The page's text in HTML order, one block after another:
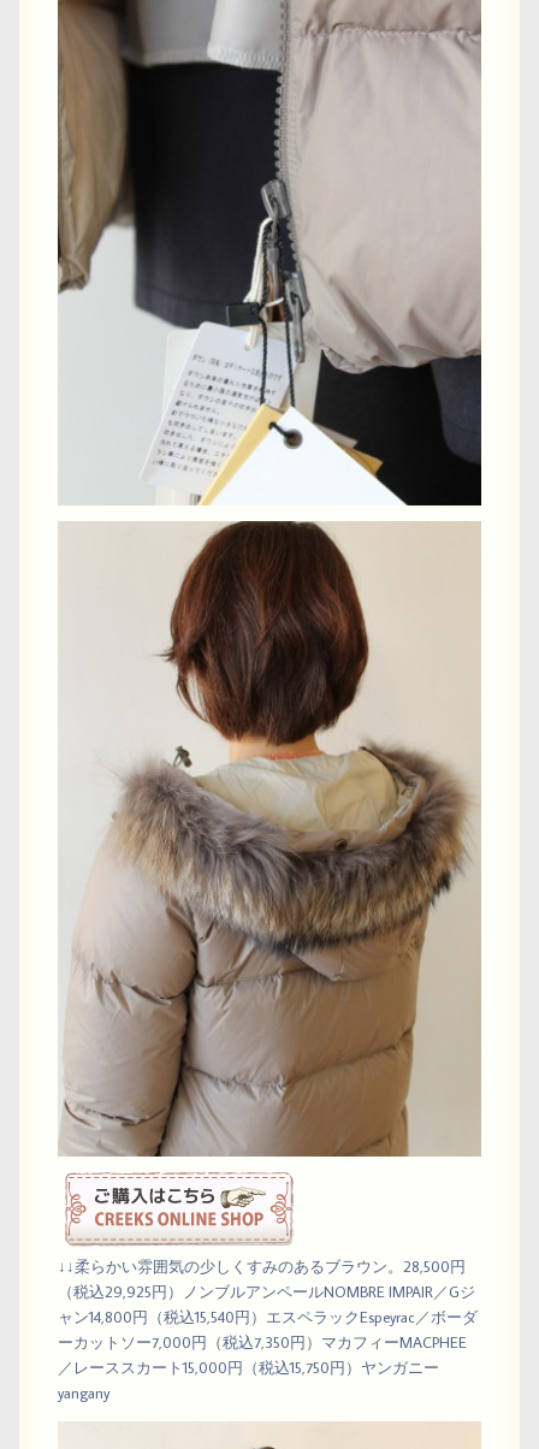
↓↓柔らかい雰囲気の少しくすみのあるブラウン。28,500円
（税込29,925円）ノンブルアンペールNOMBRE IMPAIR／Gジ
ャン14,800円（税込15,540円）エスペラックEspeyrac／ボーダ
ーカットソー7,000円（税込7,350円）マカフィーMACPHEE
／レーススカート15,000円（税込15,750円）ヤンガニー
yangany